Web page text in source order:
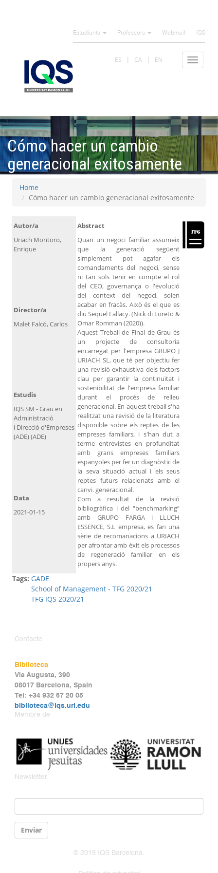
Estudiants Professors Webmail IQS
Toggle
ES CA EN
Cómo hacer un cambio
generacional exitosamente
Home
Cómo hacer un cambio generacional exitosamente
Autor/a
Uriach Montoro,
Enrique
Abstract
Quan un negoci familiar assumeix
que la generació següent
simplement pot agafar els
comandaments del negoci, sense
ni tan sols tenir en compte el rol
del CEO, governança o l'evolució
del context del negoci, solen
acabar en fracàs. Això és el que es
diu Sequel Fallacy. (Nick di Loreto &
Omar Romman (2020)).
Aquest Treball de Final de Grau és
un projecte de consultoria
encarregat per l'empresa GRUPO J
URIACH SL, que té per objectiu fer
una revisió exhaustiva dels factors
clau per garantir la continuïtat i
sostenibilitat de l'empresa familiar
durant el procés de relleu
generacional. En aquest treball s'ha
realitzat una revisió de la literatura
disponible sobre els reptes de les
empreses familiars, i s'han dut a
terme entrevistes en profunditat
amb grans empreses familiars
espanyoles per fer un diagnòstic de
la seva situació actual i els seus
reptes futurs relacionats amb el
canvi. generacional.
Com a resultat de la revisió
bibliogràfica i del “benchmarking“
amb GRUPO FARGA i LLUCH
ESSENCE, S.L empresa, es fan una
sèrie de recomanacions a URIACH
per afrontar amb èxit els processos
de regeneració familiar en els
propers anys.
Director/a
Malet Falcó, Carlos
Estudis
IQS SM - Grau en
Administració
i Direcció d'Empreses
(ADE) (ADE)
Data
2021-01-15
Tags: GADE
School of Management - TFG 2020/21
TFG IQS 2020/21
Contacte
Biblioteca
Via Augusta, 390
08017 Barcelona, Spain
Tel: +34 932 67 20 05
biblioteca@iqs.url.edu
Membre de
Newsletter
Enviar
© 2019 IQS Barcelona.